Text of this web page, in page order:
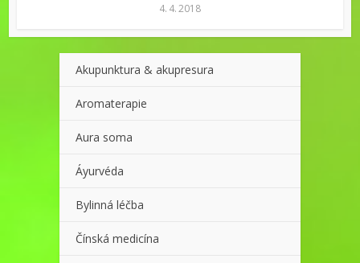
4. 4. 2018
Akupunktura & akupresura
Aromaterapie
Aura soma
Áyurvéda
Bylinná léčba
Čínská medicína